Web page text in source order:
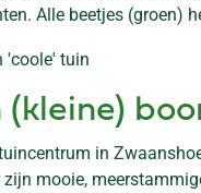
Alle beetjes (groen)
(kleine)
in
mooie,